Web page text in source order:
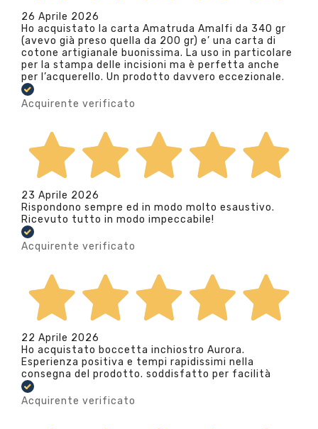
26 Aprile 2026
Ho acquistato la carta Amatruda Amalfi da 340 gr
(avevo già preso quella da 200 gr) e’ una carta di
cotone artigianale buonissima. La uso in particolare
per la stampa delle incisioni ma è perfetta anche
per l’acquerello. Un prodotto davvero eccezionale.
Acquirente verificato
23 Aprile 2026
Rispondono sempre ed in modo molto esaustivo.
Ricevuto tutto in modo impeccabile!
Acquirente verificato
22 Aprile 2026
Ho acquistato boccetta inchiostro Aurora.
Esperienza positiva e tempi rapidissimi nella
consegna del prodotto. soddisfatto per facilità
Acquirente verificato